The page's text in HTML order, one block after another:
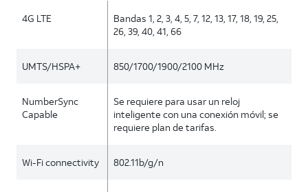
4G LTE
Bandas 1, 2, 3, 4, 5, 7, 12, 13, 17, 18, 19, 25,
26, 39, 40, 41, 66
UMTS/HSPA+ 850/1700/1900/2100 MHz
NumberSync
Capable
Se requiere para usar un reloj
inteligente con una conexión móvil; se
requiere plan de tarifas.
Wi-Fi connectivity 802.11b/g/n